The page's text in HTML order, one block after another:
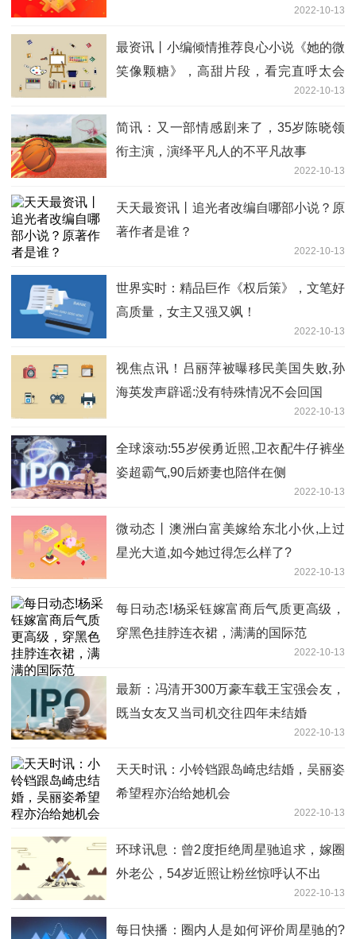
2022-10-13
最资讯丨小编倾情推荐良心小说《她的微
笑像颗糖》，高甜片段，看完直呼太会
2022-10-13
简讯：又一部情感剧来了，35岁陈晓领
衔主演，演绎平凡人的不平凡故事
2022-10-13
天天最资讯丨追光者改编自哪部小说？原
著作者是谁？
2022-10-13
世界实时：精品巨作《权后策》，文笔好
高质量，女主又强又飒！
2022-10-13
视焦点讯！吕丽萍被曝移民美国失败,孙
海英发声辟谣:没有特殊情况不会回国
2022-10-13
全球滚动:55岁侯勇近照,卫衣配牛仔裤坐
姿超霸气,90后娇妻也陪伴在侧
2022-10-13
微动态丨澳洲白富美嫁给东北小伙,上过
星光大道,如今她过得怎么样了?
2022-10-13
每日动态!杨采钰嫁富商后气质更高级，
穿黑色挂脖连衣裙，满满的国际范
2022-10-13
最新：冯清开300万豪车载王宝强会友，
既当女友又当司机交往四年未结婚
2022-10-13
天天时讯：小铃铛跟岛崎忠结婚，吴丽姿
希望程亦治给她机会
2022-10-13
环球讯息：曾2度拒绝周星驰追求，嫁圈
外老公，54岁近照让粉丝惊呼认不出
2022-10-13
每日快播：圈内人是如何评价周星驰的?